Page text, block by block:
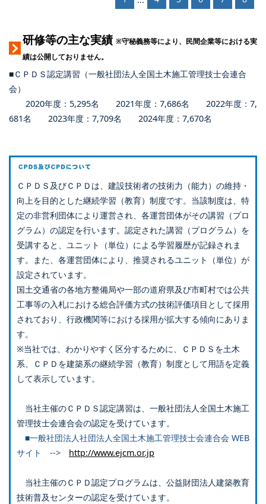
研修等の主な実績 ※守秘義務等により、民間企業等における実
績は公開しておりません。
■ＣＰＤＳ認定講習（一般社団法人全国土木施工管理技士会連合
会）
2020年度：5,295名 2021年度：7,686名 2022年度：7,
681名 2023年度：7,709名 2024年度：7,670名
ＣＰＤＳ及びＣＰＤは、建設技術者の技術力（能力）の維持・
向上を目的とした継続学習（教育）制度です。当該制度は、特
定の非営利団体により運営され、各運営団体がその講習（プロ
グラム）の認定を行います。認定された講習（プログラム）を
受講すると、ユニット（単位）による学習履歴が記録されま
す。また、各運営団体により、推奨されるユニット（単位）が
設定されています。
国土交通省の各地方整備局や一部の道府県及び市町村では公共
工事等の入札における総合評価方式の技術評価項目として採用
されており、行政機関等における採用が拡大する傾向にありま
す。
※当社では、わかりやすく区分するために、ＣＰＤＳを土木
系、ＣＰＤを建築系の継続学習（教育）制度として用語を定義
して表示しています。
当社主催のＣＰＤＳ認定講習は、一般社団法人全国土木施工
管理技士会連合会の認定を受けています。
■一般社団法人社団法人全国土木施工管理技士会連合会 WEB
サイト --> http://www.ejcm.or.jp
当社主催のＣＰＤ認定プログラムは、公益財団法人建築教育
技術普及センターの認定を受けています。